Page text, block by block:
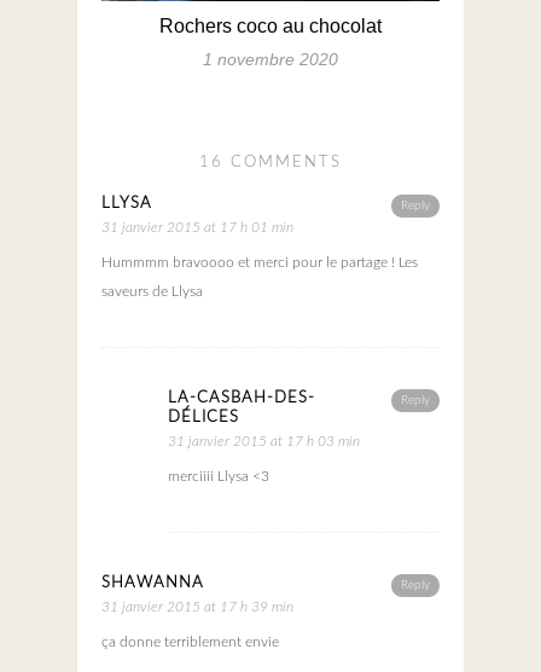
Rochers coco au chocolat
1 novembre 2020
16 COMMENTS
Reply
LLYSA
31 janvier 2015 at 17 h 01 min
Hummmm bravoooo et merci pour le partage ! Les
saveurs de Llysa
Reply
LA-CASBAH-DES-
DÉLICES
31 janvier 2015 at 17 h 03 min
merciiii Llysa <3
Reply
SHAWANNA
31 janvier 2015 at 17 h 39 min
ça donne terriblement envie